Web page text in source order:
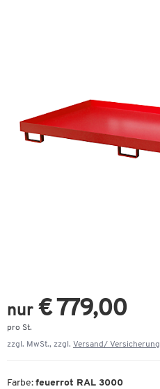
nur € 779,00
pro St.
zzgl. MwSt., zzgl. Versand/ Versicherung
Farbe: feuerrot RAL 3000